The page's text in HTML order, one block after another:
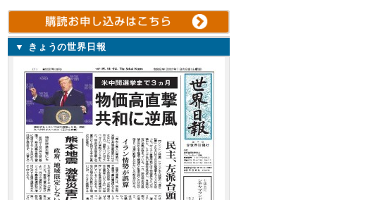
▼ きょうの世界日報